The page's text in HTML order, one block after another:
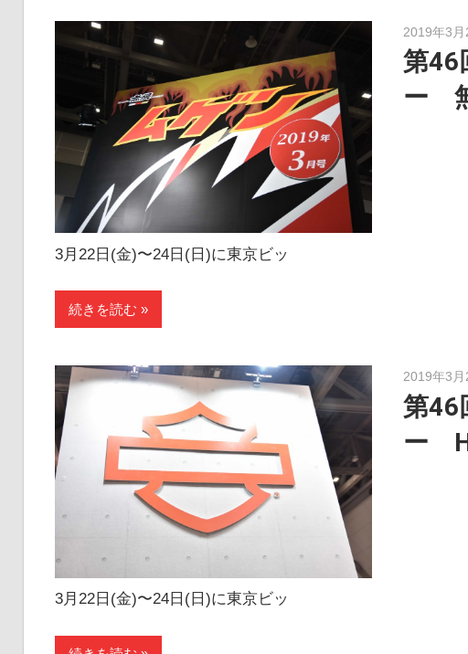
2019年3月
第46
ー
3月22日(金)〜24日(日)に東京ビッ
続きを読む
2019年3月
第46
ー
3月22日(金)〜24日(日)に東京ビッ